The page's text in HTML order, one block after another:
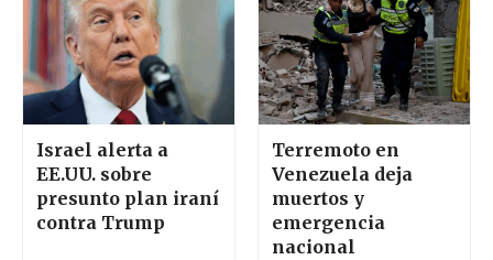
Israel alerta a
EE.UU. sobre
presunto plan iraní
contra Trump
Terremoto en
Venezuela deja
muertos y
emergencia
nacional